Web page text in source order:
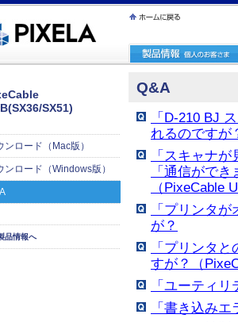
SX51)
ンロード（Mac版）
ンロード（Windows版）
品情報へ
Q&A
「D-210 BJ
れるのですが
「スキャナ
「通信がで
（PixeCable
「プリンタ
が？
「プリンタ
すが？（
「ユーティ
「書き込み